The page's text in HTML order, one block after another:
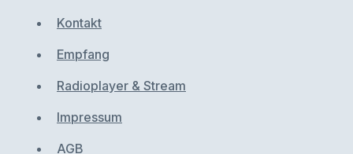
Kontakt
Empfang
Radioplayer & Stream
Impressum
AGB